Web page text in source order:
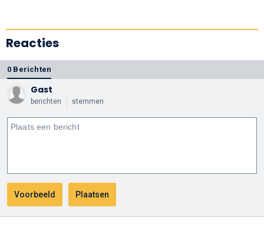
Reacties
0 Berichten
Gast
berichten stemmen